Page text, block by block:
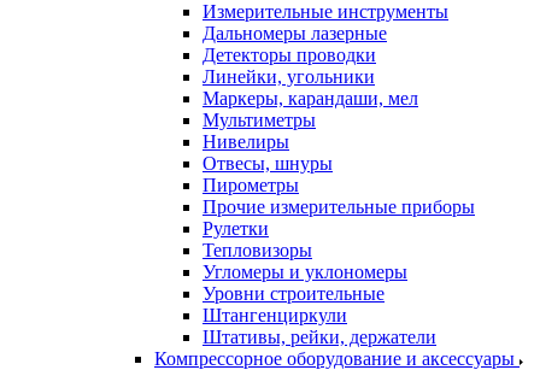
Измерительные инструменты
Дальномеры лазерные
Детекторы проводки
Линейки, угольники
Маркеры, карандаши, мел
Мультиметры
Нивелиры
Отвесы, шнуры
Пирометры
Прочие измерительные приборы
Рулетки
Тепловизоры
Угломеры и уклономеры
Уровни строительные
Штангенциркули
Штативы, рейки, держатели
Компрессорное оборудование и аксессуары